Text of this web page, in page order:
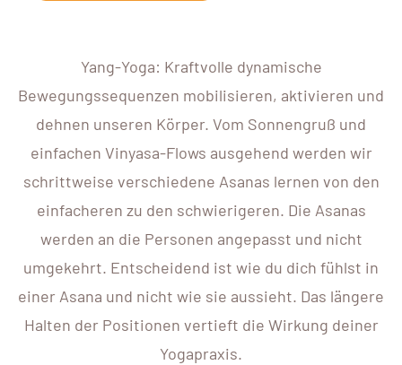
Yang-Yoga: Kraftvolle dynamische
Bewegungssequenzen mobilisieren, aktivieren und
dehnen unseren Körper. Vom Sonnengruß und
einfachen Vinyasa-Flows ausgehend werden wir
schrittweise verschiedene Asanas lernen von den
einfacheren zu den schwierigeren. Die Asanas
werden an die Personen angepasst und nicht
umgekehrt. Entscheidend ist wie du dich fühlst in
einer Asana und nicht wie sie aussieht. Das längere
Halten der Positionen vertieft die Wirkung deiner
Yogapraxis.